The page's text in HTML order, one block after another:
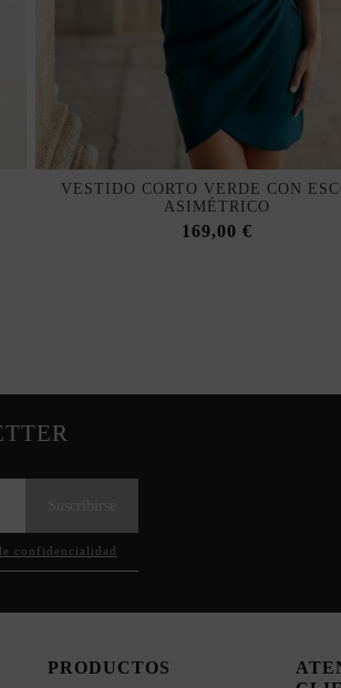
VESTIDO CORTO VERDE CON
ASIMÉTRICO
169,00 €
confidencialidad
PRODUCTOS